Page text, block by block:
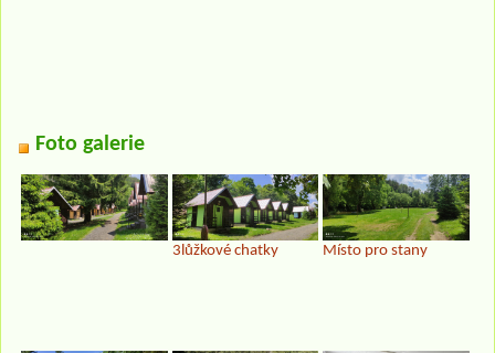
Foto galerie
3lůžkové chatky Místo pro stany